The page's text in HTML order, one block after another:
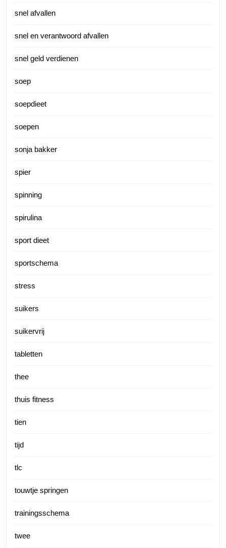
snel afvallen
snel en verantwoord afvallen
snel geld verdienen
soep
soepdieet
soepen
sonja bakker
spier
spinning
spirulina
sport dieet
sportschema
stress
suikers
suikervrij
tabletten
thee
thuis fitness
tien
tijd
tlc
touwtje springen
trainingsschema
twee